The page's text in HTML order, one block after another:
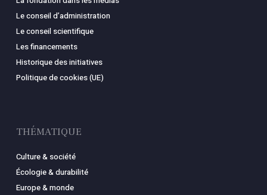
Le conseil d’administration
Le conseil scientifique
Les financements
Historique des initiatives
Politique de cookies (UE)
THÉMATIQUE
Culture & société
Écologie & durabilité
Europe & monde